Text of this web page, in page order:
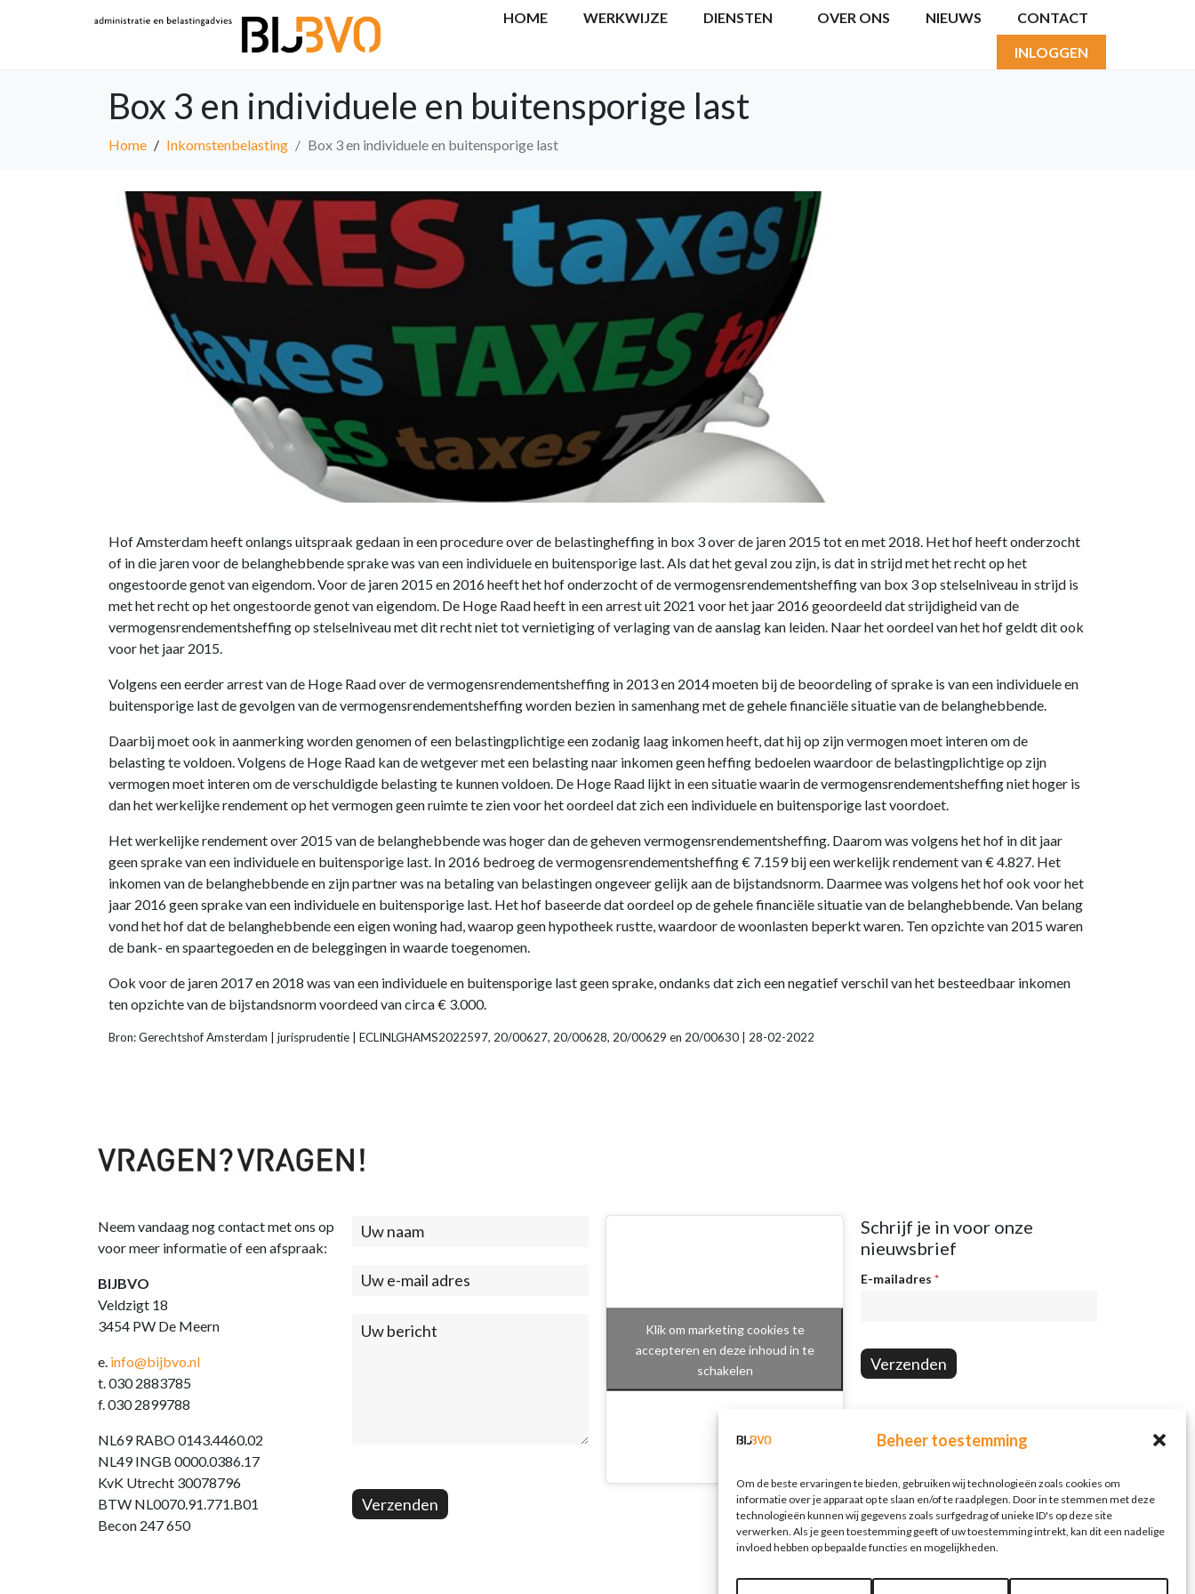
Beheer toestemming
Om de beste ervaringen te bieden, gebruiken wij technologieën zoals cookies om
informatie over je apparaat op te slaan en/of te raadplegen. Door in te stemmen met deze
technologieën kunnen wij gegevens zoals surfgedrag of unieke ID's op deze site
verwerken. Als je geen toestemming geeft of uw toestemming intrekt, kan dit een nadelige
invloed hebben op bepaalde functies en mogelijkheden.
HOME WERKWIJZE DIENSTEN OVER ONS NIEUWS CONTACT
INLOGGEN
Box 3 en individuele en buitensporige last
Home Inkomstenbelasting Box 3 en individuele en buitensporige last
Hof Amsterdam heeft onlangs uitspraak gedaan in een procedure over de belastingheffing in box 3 over de jaren 2015 tot en met 2018. Het hof heeft onderzocht
of in die jaren voor de belanghebbende sprake was van een individuele en buitensporige last. Als dat het geval zou zijn, is dat in strijd met het recht op het
ongestoorde genot van eigendom. Voor de jaren 2015 en 2016 heeft het hof onderzocht of de vermogensrendementsheffing van box 3 op stelselniveau in strijd is
met het recht op het ongestoorde genot van eigendom. De Hoge Raad heeft in een arrest uit 2021 voor het jaar 2016 geoordeeld dat strijdigheid van de
vermogensrendementsheffing op stelselniveau met dit recht niet tot vernietiging of verlaging van de aanslag kan leiden. Naar het oordeel van het hof geldt dit ook
voor het jaar 2015.
Volgens een eerder arrest van de Hoge Raad over de vermogensrendementsheffing in 2013 en 2014 moeten bij de beoordeling of sprake is van een individuele en
buitensporige last de gevolgen van de vermogensrendementsheffing worden bezien in samenhang met de gehele financiële situatie van de belanghebbende.
Daarbij moet ook in aanmerking worden genomen of een belastingplichtige een zodanig laag inkomen heeft, dat hij op zijn vermogen moet interen om de
belasting te voldoen. Volgens de Hoge Raad kan de wetgever met een belasting naar inkomen geen heffing bedoelen waardoor de belastingplichtige op zijn
vermogen moet interen om de verschuldigde belasting te kunnen voldoen. De Hoge Raad lijkt in een situatie waarin de vermogensrendementsheffing niet hoger is
dan het werkelijke rendement op het vermogen geen ruimte te zien voor het oordeel dat zich een individuele en buitensporige last voordoet.
Het werkelijke rendement over 2015 van de belanghebbende was hoger dan de geheven vermogensrendementsheffing. Daarom was volgens het hof in dit jaar
geen sprake van een individuele en buitensporige last. In 2016 bedroeg de vermogensrendementsheffing € 7.159 bij een werkelijk rendement van € 4.827. Het
inkomen van de belanghebbende en zijn partner was na betaling van belastingen ongeveer gelijk aan de bijstandsnorm. Daarmee was volgens het hof ook voor het
jaar 2016 geen sprake van een individuele en buitensporige last. Het hof baseerde dat oordeel op de gehele financiële situatie van de belanghebbende. Van belang
vond het hof dat de belanghebbende een eigen woning had, waarop geen hypotheek rustte, waardoor de woonlasten beperkt waren. Ten opzichte van 2015 waren
de bank- en spaartegoeden en de beleggingen in waarde toegenomen.
Ook voor de jaren 2017 en 2018 was van een individuele en buitensporige last geen sprake, ondanks dat zich een negatief verschil van het besteedbaar inkomen
ten opzichte van de bijstandsnorm voordeed van circa € 3.000.
Bron: Gerechtshof Amsterdam | jurisprudentie | ECLINLGHAMS2022597, 20/00627, 20/00628, 20/00629 en 20/00630 | 28-02-2022
Neem vandaag nog contact met ons op
voor meer informatie of een afspraak:
BIJBVO
Veldzigt 18
3454 PW De Meern
e. info@bijbvo.nl
t. 030 2883785
f. 030 2899788
NL69 RABO 0143.4460.02
NL49 INGB 0000.0386.17
KvK Utrecht 30078796
BTW NL0070.91.771.B01
Becon 247 650
Contact
Verzenden
Klik om marketing cookies te
accepteren en deze inhoud in te
schakelen
Schrijf je in voor onze
nieuwsbrief
Nieuwsbrief
E-mailadres *
Verzenden